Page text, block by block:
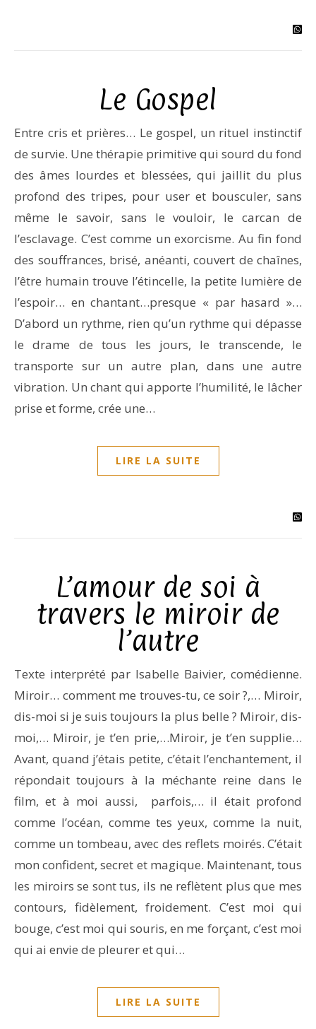
Le Gospel
Entre cris et prières… Le gospel, un rituel instinctif
de survie. Une thérapie primitive qui sourd du fond
des âmes lourdes et blessées, qui jaillit du plus
profond des tripes, pour user et bousculer, sans
même le savoir, sans le vouloir, le carcan de
l’esclavage. C’est comme un exorcisme. Au fin fond
des souffrances, brisé, anéanti, couvert de chaînes,
l’être humain trouve l’étincelle, la petite lumière de
l’espoir… en chantant…presque « par hasard »…
D’abord un rythme, rien qu’un rythme qui dépasse
le drame de tous les jours, le transcende, le
transporte sur un autre plan, dans une autre
vibration. Un chant qui apporte l’humilité, le lâcher
prise et forme, crée une…
LIRE LA SUITE
L’amour de soi à
travers le miroir de
l’autre
Texte interprété par Isabelle Baivier, comédienne.
Miroir… comment me trouves-tu, ce soir ?,… Miroir,
dis-moi si je suis toujours la plus belle ? Miroir, dis-
moi,… Miroir, je t’en prie,…Miroir, je t’en supplie…
Avant, quand j’étais petite, c’était l’enchantement, il
répondait toujours à la méchante reine dans le
film, et à moi aussi, parfois,… il était profond
comme l’océan, comme tes yeux, comme la nuit,
comme un tombeau, avec des reflets moirés. C’était
mon confident, secret et magique. Maintenant, tous
les miroirs se sont tus, ils ne reflètent plus que mes
contours, fidèlement, froidement. C’est moi qui
bouge, c’est moi qui souris, en me forçant, c’est moi
qui ai envie de pleurer et qui…
LIRE LA SUITE